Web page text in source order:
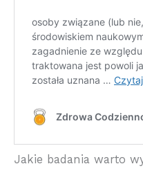
Jakie badania warto